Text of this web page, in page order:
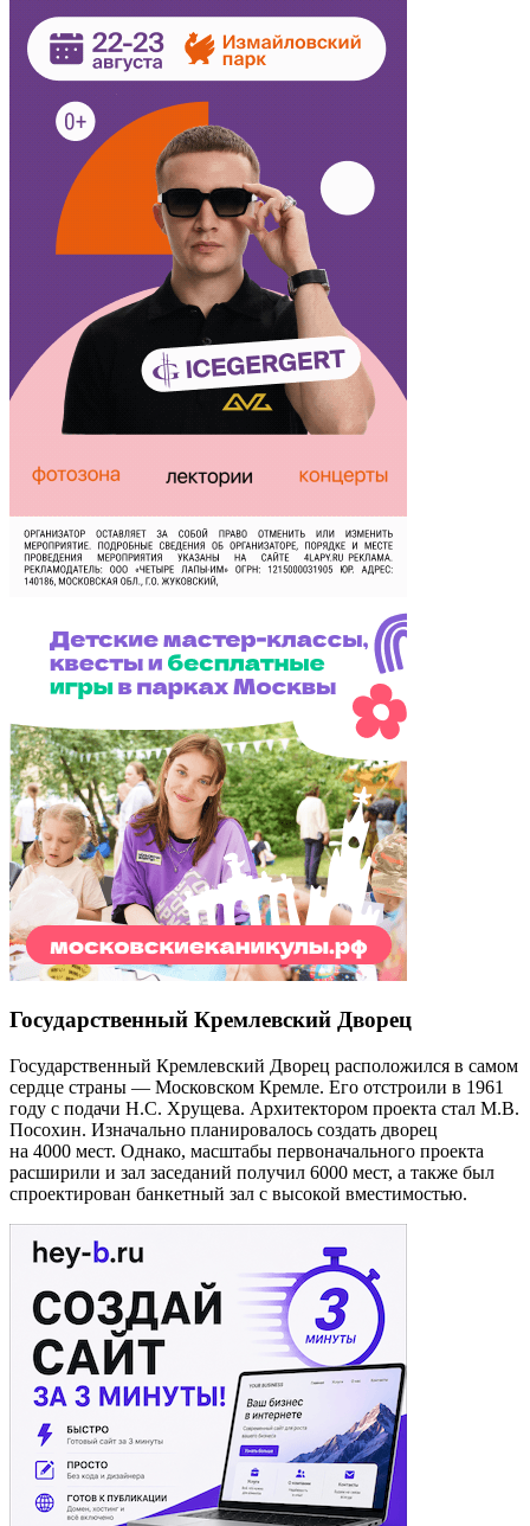
Государственный Кремлевский Дворец
Государственный Кремлевский Дворец расположился в самом
сердце страны — Московском Кремле. Его отстроили в 1961
году с подачи Н.С. Хрущева. Архитектором проекта стал М.В.
Посохин. Изначально планировалось создать дворец
на 4000 мест. Однако, масштабы первоначального проекта
расширили и зал заседаний получил 6000 мест, а также был
спроектирован банкетный зал с высокой вместимостью.